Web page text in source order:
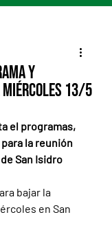
y
13/5
el programas,
la reunión
San Isidro
bajar la
en San